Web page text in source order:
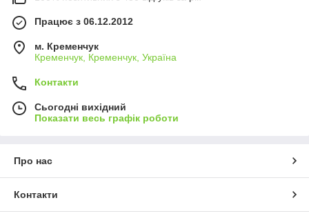
Працює з 06.12.2012
м. Кременчук
Кременчук, Кременчук, Україна
Контакти
Сьогодні вихідний
Показати весь графік роботи
Про нас
Контакти